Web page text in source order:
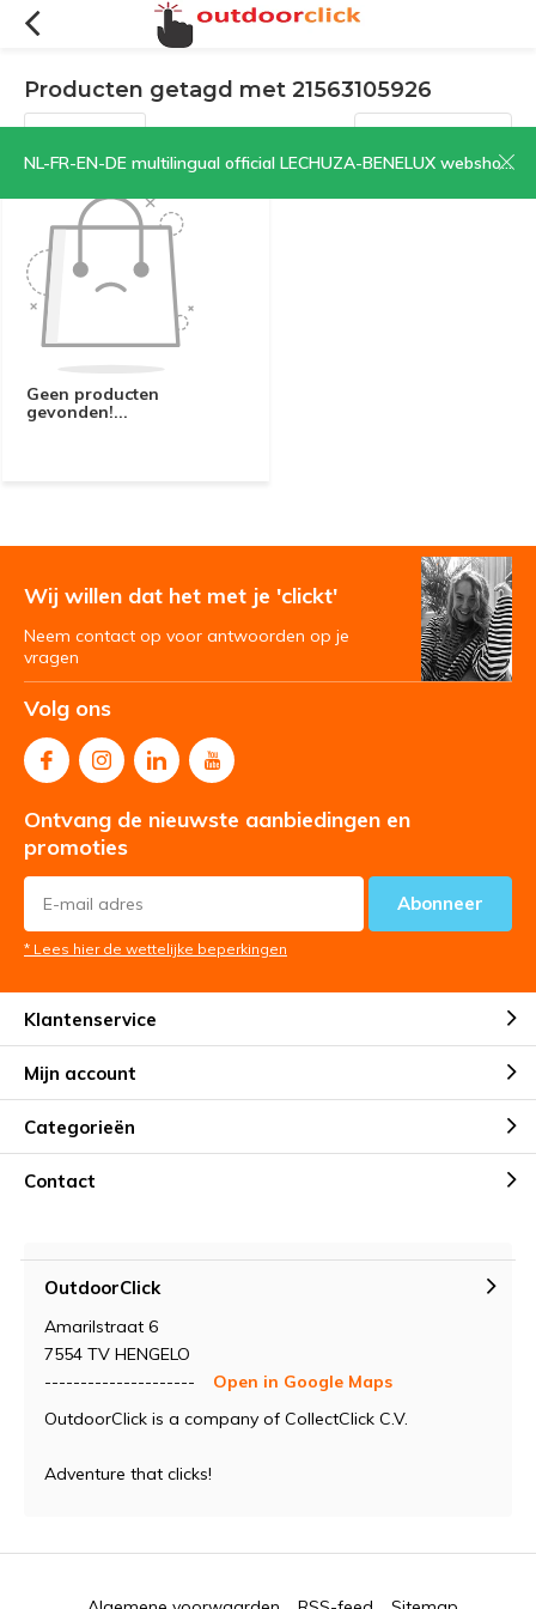
NL-FR-EN-DE multilingual official LECHUZA-BENELUX webshop | CLICK HERE NOW!
Producten getagd met 21563105926
Filters Sorteren op:
Geen producten
gevonden!...
Wij willen dat het met je 'clickt'
Neem contact op voor antwoorden op je
vragen
Volg ons
Ontvang de nieuwste aanbiedingen en
promoties
Abonneer
* Lees hier de wettelijke beperkingen
Klantenservice
Mijn account
Categorieën
Contact
OutdoorClick
Amarilstraat 6
7554 TV HENGELO
---------------------
Open in Google Maps
OutdoorClick is a company of CollectClick C.V.
Adventure that clicks!